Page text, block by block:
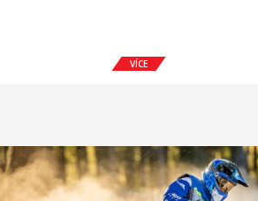
VÍCE